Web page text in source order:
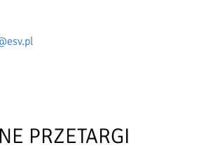
PRZETARGI